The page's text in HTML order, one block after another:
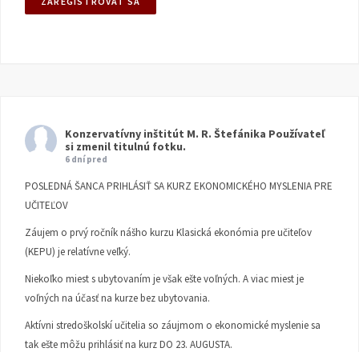
Konzervatívny inštitút M. R. Štefánika Používateľ
si zmenil titulnú fotku.
6 dní pred
POSLEDNÁ ŠANCA PRIHLÁSIŤ SA KURZ EKONOMICKÉHO MYSLENIA PRE
UČITEĽOV
Záujem o prvý ročník nášho kurzu Klasická ekonómia pre učiteľov
(KEPU) je relatívne veľký.
Niekoľko miest s ubytovaním je však ešte voľných. A viac miest je
voľných na účasť na kurze bez ubytovania.
Aktívni stredoškolskí učitelia so záujmom o ekonomické myslenie sa
tak ešte môžu prihlásiť na kurz DO 23. AUGUSTA.